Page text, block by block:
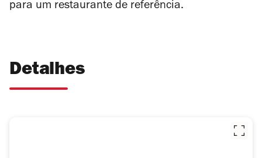
para um restaurante de referência.
Detalhes